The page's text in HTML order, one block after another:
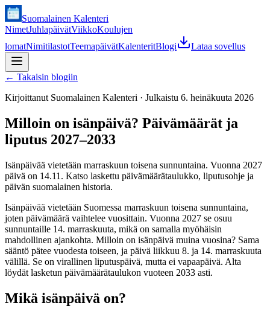
Suomalainen Kalenteri
NimetJuhlapäivätViikkoKoulujen
lomatNimitilastotTeemapäivätKalenteritBlogi Lataa sovellus
← Takaisin blogiin
Kirjoittanut Suomalainen Kalenteri · Julkaistu 6. heinäkuuta 2026
Milloin on isänpäivä? Päivämäärät ja
liputus 2027–2033
Isänpäivää vietetään marraskuun toisena sunnuntaina. Vuonna 2027
päivä on 14.11. Katso laskettu päivämäärätaulukko, liputusohje ja
päivän suomalainen historia.
Isänpäivää vietetään Suomessa marraskuun toisena sunnuntaina,
joten päivämäärä vaihtelee vuosittain. Vuonna 2027 se osuu
sunnuntaille 14. marraskuuta, mikä on samalla myöhäisin
mahdollinen ajankohta. Milloin on isänpäivä muina vuosina? Sama
sääntö pätee vuodesta toiseen, ja päivä liikkuu 8. ja 14. marraskuuta
välillä. Se on virallinen liputuspäivä, mutta ei vapaapäivä. Alta
löydät lasketun päivämäärätaulukon vuoteen 2033 asti.
Mikä isänpäivä on?